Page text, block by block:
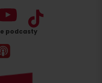
podcasty